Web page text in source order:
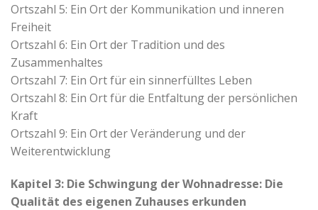
Ortszahl 5: Ein Ort der Kommunikation und inneren
Freiheit
Ortszahl 6: Ein Ort der Tradition und des
Zusammenhaltes
Ortszahl 7: Ein Ort für ein sinnerfülltes Leben
Ortszahl 8: Ein Ort für die Entfaltung der persönlichen
Kraft
Ortszahl 9: Ein Ort der Veränderung und der
Weiterentwicklung
Kapitel 3: Die Schwingung der Wohnadresse: Die
Qualität des eigenen Zuhauses erkunden